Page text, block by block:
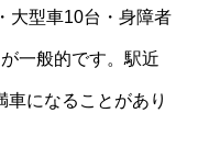
大型車10台・身障者
一般的です。駅近
車になることがあり